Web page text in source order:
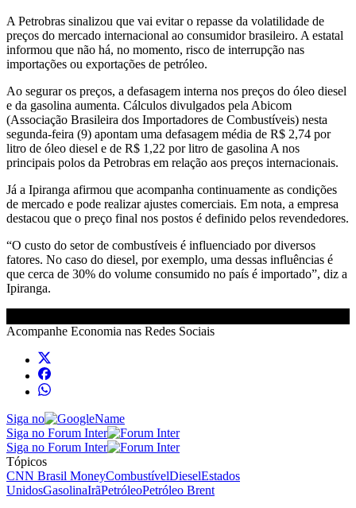
A Petrobras sinalizou que vai evitar o repasse da volatilidade de
preços do mercado internacional ao consumidor brasileiro. A estatal
informou que não há, no momento, risco de interrupção nas
importações ou exportações de petróleo.
Ao segurar os preços, a defasagem interna nos preços do óleo diesel
e da gasolina aumenta. Cálculos divulgados pela Abicom
(Associação Brasileira dos Importadores de Combustíveis) nesta
segunda-feira (9) apontam uma defasagem média de R$ 2,74 por
litro de óleo diesel e de R$ 1,22 por litro de gasolina A nos
principais polos da Petrobras em relação aos preços internacionais.
Já a Ipiranga afirmou que acompanha continuamente as condições
de mercado e pode realizar ajustes comerciais. Em nota, a empresa
destacou que o preço final nos postos é definido pelos revendedores.
“O custo do setor de combustíveis é influenciado por diversos
fatores. No caso do diesel, por exemplo, uma dessas influências é
que cerca de 30% do volume consumido no país é importado”, diz a
Ipiranga.
Acompanhe Economia nas Redes Sociais
Siga no
Siga no Forum Inter
Siga no Forum Inter
Tópicos
CNN Brasil MoneyCombustívelDieselEstados
UnidosGasolinaIrãPetróleoPetróleo Brent